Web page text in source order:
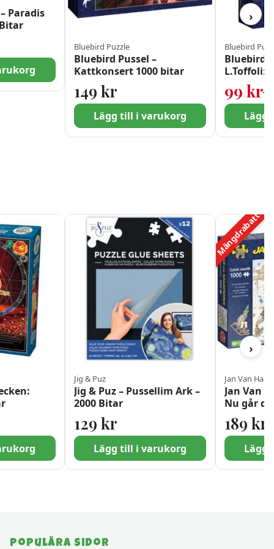
Paradis
Bluebird Puzzle
Bluebird Pussel –
Kattkonsert 1000 bitar
149 kr
Lägg till i varukorg
Bluebird
Bluebird
L.Toffoli:
bitar
99 kr
Lägg
›
Jig & Puz
Jig & Puz – Pussellim Ark –
2000 Bitar
129 kr
Lägg till i varukorg
Mängdrabatt
Jan Van
Jan Van
Nu går
1000 bitar
189 kr
Lägg
›
Populära sidor